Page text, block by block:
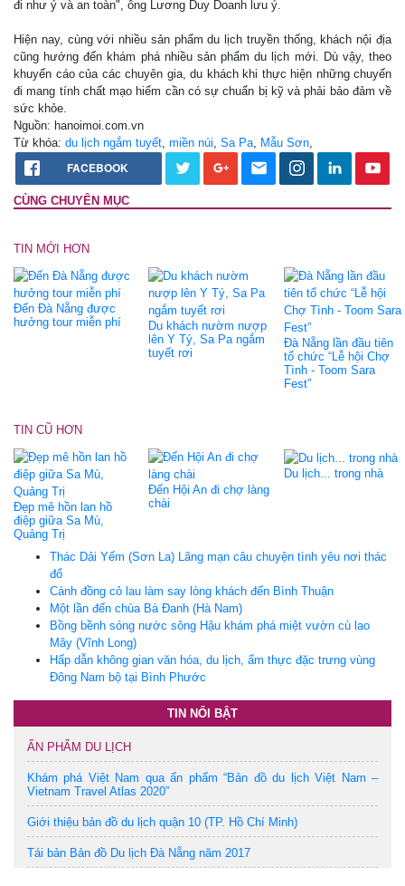
đi như ý và an toàn", ông Lương Duy Doanh lưu ý.
Hiện nay, cùng với nhiều sản phẩm du lịch truyền thống, khách nội địa
cũng hướng đến khám phá nhiều sản phẩm du lịch mới. Dù vậy, theo
khuyến cáo của các chuyên gia, du khách khi thực hiện những chuyến
đi mang tính chất mạo hiểm cần có sự chuẩn bị kỹ và phải bảo đảm về
sức khỏe.
Nguồn: hanoimoi.com.vn
Từ khóa: du lịch ngắm tuyết, miền núi, Sa Pa, Mẫu Sơn,
FACEBOOK
CÙNG CHUYÊN MỤC
TIN MỚI HƠN
Đến Đà Nẵng được
hưởng tour miễn phí
Du khách nườm nượp
lên Y Tý, Sa Pa ngắm
tuyết rơi
Đà Nẵng lần đầu tiên
tổ chức “Lễ hội Chợ
Tình - Toom Sara
Fest”
TIN CŨ HƠN
Đẹp mê hồn lan hồ
điệp giữa Sa Mù,
Quảng Trị
Đến Hội An đi chợ làng
chài
Du lịch... trong nhà
Thác Dải Yếm (Sơn La) Lãng mạn câu chuyện tình yêu nơi thác
đổ
Cánh đồng cỏ lau làm say lòng khách đến Bình Thuận
Một lần đến chùa Bà Ðanh (Hà Nam)
Bồng bềnh sóng nước sông Hậu khám phá miệt vườn cù lao
Mây (Vĩnh Long)
Hấp dẫn không gian văn hóa, du lịch, ẩm thực đặc trưng vùng
Đông Nam bộ tại Bình Phước
TIN NỔI BẬT
ẤN PHẨM DU LỊCH
Khám phá Việt Nam qua ấn phẩm “Bản đồ du lịch Việt Nam –
Vietnam Travel Atlas 2020”
Giới thiệu bản đồ du lịch quận 10 (TP. Hồ Chí Minh)
Tái bản Bản đồ Du lịch Đà Nẵng năm 2017